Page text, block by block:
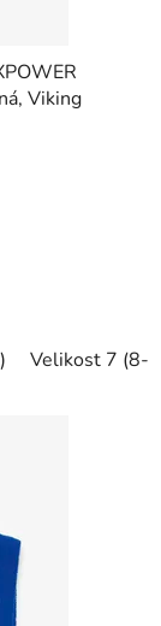
Viking
Velikost 7 (8-